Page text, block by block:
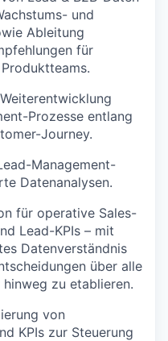
und
Ableitung
für
Prozesse entlang
Journey.
Management-
Datenanalysen.
für operative Sales-
Lead-KPIs – mit
Datenverständnis
über alle
zu etablieren.
von
KPIs zur Steuerung